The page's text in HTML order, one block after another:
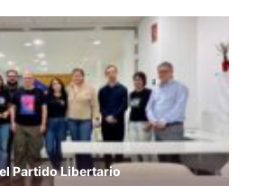
Partido Libertario